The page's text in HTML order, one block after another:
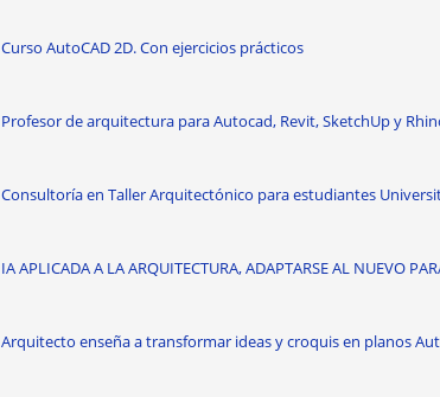
Curso AutoCAD 2D. Con ejercicios prácticos
Profesor de arquitectura para Autocad, Revit, SketchUp y
Consultoría en Taller Arquitectónico para estudiantes
IA APLICADA A LA ARQUITECTURA, ADAPTARSE AL NUEVO
Arquitecto enseña a transformar ideas y croquis en planos